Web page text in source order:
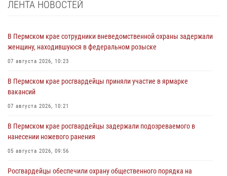
ЛЕНТА НОВОСТЕЙ
В Пермском крае сотрудники вневедомственной охраны задержали
женщину, находившуюся в федеральном розыске
07 августа 2026, 10:23
В Пермском крае росгвардейцы приняли участие в ярмарке
вакансий
07 августа 2026, 10:21
В Пермском крае росгвардейцы задержали подозреваемого в
нанесении ножевого ранения
05 августа 2026, 09:56
Росгвардейцы обеспечили охрану общественного порядка на